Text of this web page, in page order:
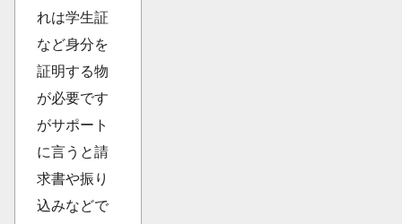
れは学生証
など身分を
証明する物
が必要です
がサポート
に言うと請
求書や振り
込みなどで